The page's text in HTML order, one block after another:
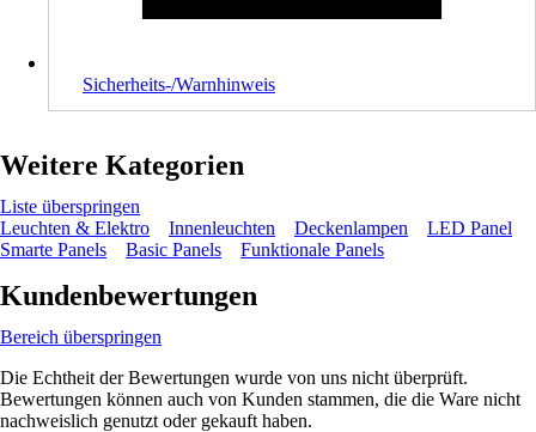
Sicherheits-/Warnhinweis
Weitere Kategorien
Liste überspringen
Leuchten & Elektro
Innenleuchten Deckenlampen
LED Panel
Smarte Panels
Basic Panels Funktionale Panels
Kundenbewertungen
Bereich überspringen
Die Echtheit der Bewertungen wurde von uns nicht überprüft.
Bewertungen können auch von Kunden stammen, die die Ware nicht
nachweislich genutzt oder gekauft haben.